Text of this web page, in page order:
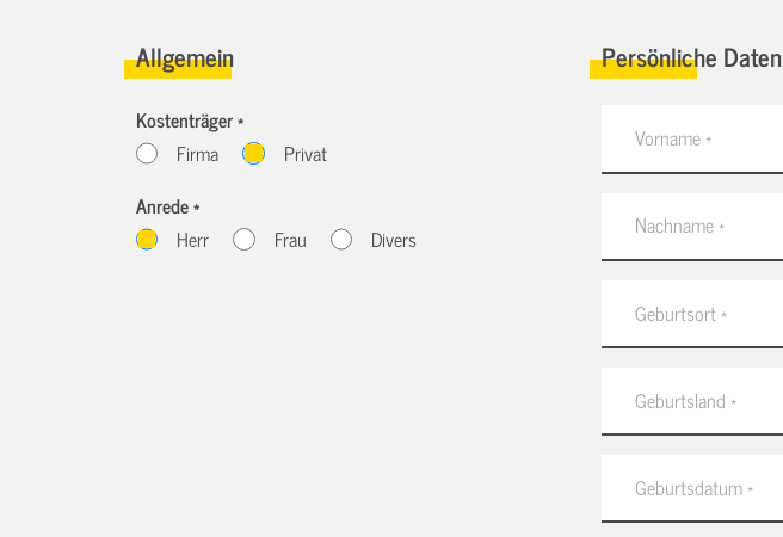
Allgemein
Kostenträger *
Firma
Privat
Anrede *
Herr
Frau Divers
Persönliche Daten